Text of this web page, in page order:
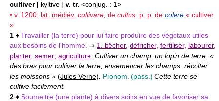
cultiver[ kyltive ] v. tr. <conjug. : 1>
• v. 1200; lat. médiév. cultivare, de cultus, p. p. de colere « cultiver
»
1 ♦ Travailler (la terre) pour lui faire produire des végétaux utiles
aux besoins de l'homme. ⇒ 1. bêcher, défricher, fertiliser, labourer,
planter, semer; agriculture Cultiver un champ, un lopin de terre. «
des bras pour cultiver la terre, ensemencer les champs, récolter
les moissons » (Jules Verne) Pronom. (pass.) Cette terre se
cultive facilement.
2 ♦ Soumettre (une plante) à divers soins en vue de favoriser sa